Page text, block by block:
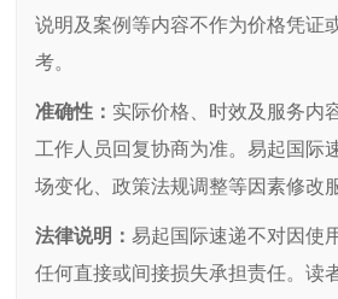
说明及案例等内容不作为价格凭证
考。
准确性： 实际价格、时效及服务内
工作人员回复协商为准。易起国际
场变化、政策法规调整等因素修改
法律说明：易起国际速递不对因使
任何直接或间接损失承担责任。读